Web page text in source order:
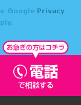
Google Privacy